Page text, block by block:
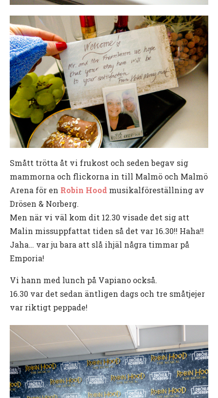
Smått trötta åt vi frukost och seden begav sig
mammorna och flickorna in till Malmö och Malmö
Arena för en Robin Hood musikalföreställning av
Drösen & Norberg.
Men när vi väl kom dit 12.30 visade det sig att
Malin missuppfattat tiden så det var 16.30!! Haha!!
Jaha… var ju bara att slå ihjäl några timmar på
Emporia!
Vi hann med lunch på Vapiano också.
16.30 var det sedan äntligen dags och tre småtjejer
var riktigt peppade!